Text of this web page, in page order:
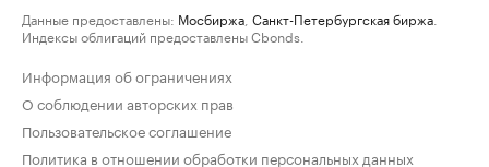
Данные предоставлены: Мосбиржа Санкт-Петербургская биржа
Индексы облигаций предоставлены Cbonds.
Информация об ограничениях
О соблюдении авторских прав
Пользовательское соглашение
Политика в отношении обработки персональных данных